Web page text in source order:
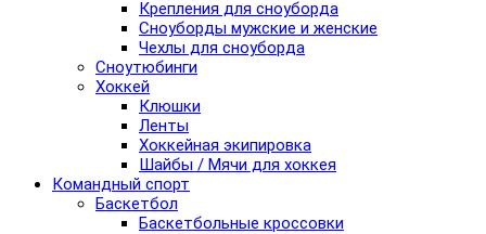
Крепления для сноуборда
Сноуборды мужские и женские
Чехлы для сноуборда
Сноутюбинги
Хоккей
Клюшки
Ленты
Хоккейная экипировка
Шайбы / Мячи для хоккея
Командный спорт
Баскетбол
Баскетбольные кроссовки